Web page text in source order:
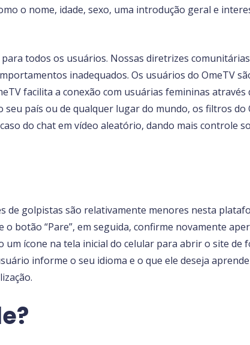
o nome, idade, sexo, uma introdução geral e
todos os usuários. Nossas diretrizes
inadequados. Os usuários do OmeTV
facilita a conexão com usuárias femininas através
país ou de qualquer lugar do mundo, os filtros do
do chat em vídeo aleatório, dando mais controle
de golpistas são relativamente menores nesta
botão “Pare”, em seguida, confirme novamente
um ícone na tela inicial do celular para abrir o site de
informe o seu idioma e o que ele deseja